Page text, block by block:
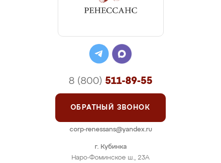
г. Кубинка
Наро-Фоминское ш., 23А
8 (800) 511-89-55
ОБРАТНЫЙ ЗВОНОК
corp-renessans@yandex.ru